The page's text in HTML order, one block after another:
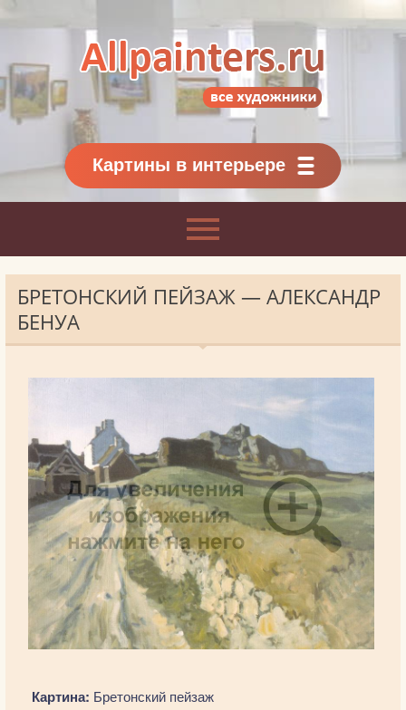
Картины классиков
и современников
Картины в интерьере
БРЕТОНСКИЙ ПЕЙЗАЖ — АЛЕКСАНДР
БЕНУА
Картина: Бретонский пейзаж